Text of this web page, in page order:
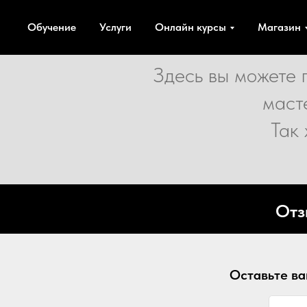
Обучение Услуги Онлайн курсы Магазин
Здесь вы можете
Так
Оставьте